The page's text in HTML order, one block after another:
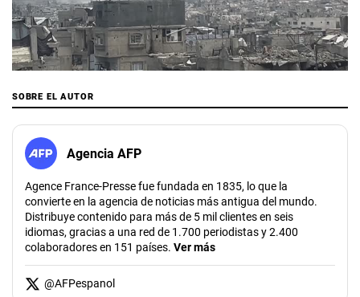
00:00/03:03
SOBRE EL AUTOR
Agencia AFP
Agence France-Presse fue fundada en 1835, lo que la
convierte en la agencia de noticias más antigua del mundo.
Distribuye contenido para más de 5 mil clientes en seis
idiomas, gracias a una red de 1.700 periodistas y 2.400
colaboradores en 151 países. Ver más
@AFPespanol